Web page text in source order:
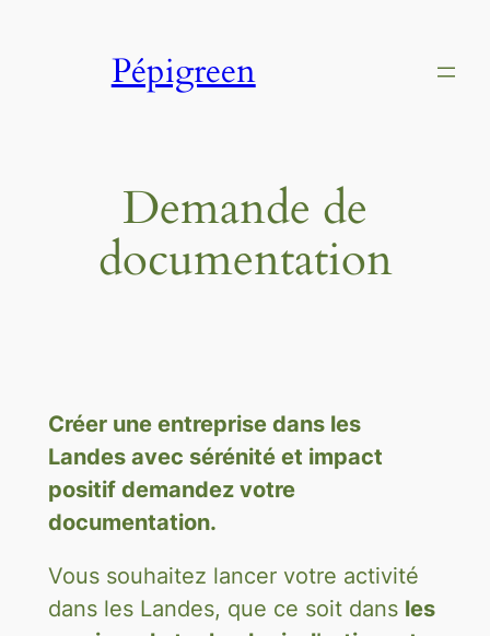
Pépigreen
Demande de
documentation
Créer une entreprise dans les
Landes avec sérénité et impact
positif demandez votre
documentation.
Vous souhaitez lancer votre activité
dans les Landes, que ce soit dans les